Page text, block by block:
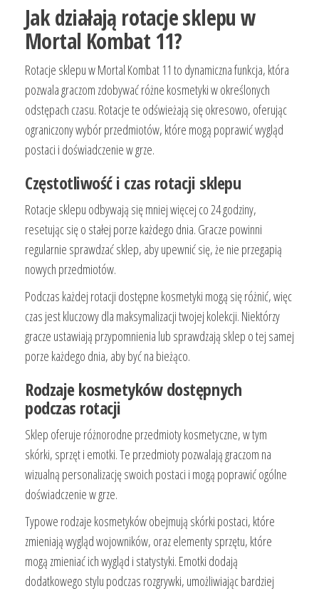
Jak działają rotacje sklepu w
Mortal Kombat 11?
Rotacje sklepu w Mortal Kombat 11 to dynamiczna funkcja, która
pozwala graczom zdobywać różne kosmetyki w określonych
odstępach czasu. Rotacje te odświeżają się okresowo, oferując
ograniczony wybór przedmiotów, które mogą poprawić wygląd
postaci i doświadczenie w grze.
Częstotliwość i czas rotacji sklepu
Rotacje sklepu odbywają się mniej więcej co 24 godziny,
resetując się o stałej porze każdego dnia. Gracze powinni
regularnie sprawdzać sklep, aby upewnić się, że nie przegapią
nowych przedmiotów.
Podczas każdej rotacji dostępne kosmetyki mogą się różnić, więc
czas jest kluczowy dla maksymalizacji twojej kolekcji. Niektórzy
gracze ustawiają przypomnienia lub sprawdzają sklep o tej samej
porze każdego dnia, aby być na bieżąco.
Rodzaje kosmetyków dostępnych
podczas rotacji
Sklep oferuje różnorodne przedmioty kosmetyczne, w tym
skórki, sprzęt i emotki. Te przedmioty pozwalają graczom na
wizualną personalizację swoich postaci i mogą poprawić ogólne
doświadczenie w grze.
Typowe rodzaje kosmetyków obejmują skórki postaci, które
zmieniają wygląd wojowników, oraz elementy sprzętu, które
mogą zmieniać ich wygląd i statystyki. Emotki dodają
dodatkowego stylu podczas rozgrywki, umożliwiając bardziej